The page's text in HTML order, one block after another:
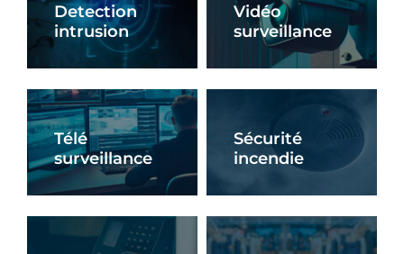
Detection
intrusion
Vidéo
surveillance
Télé
surveillance
Sécurité
incendie